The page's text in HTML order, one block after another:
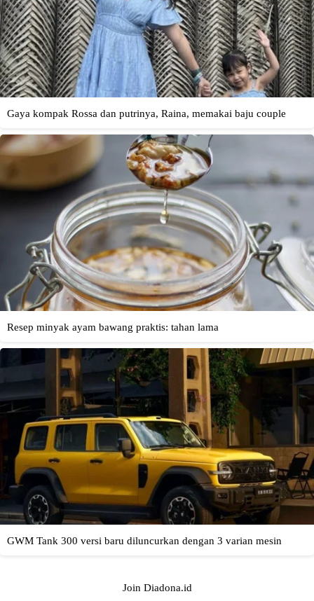
Join Diadona.id